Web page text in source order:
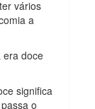
vários
a
era doce
significa
o